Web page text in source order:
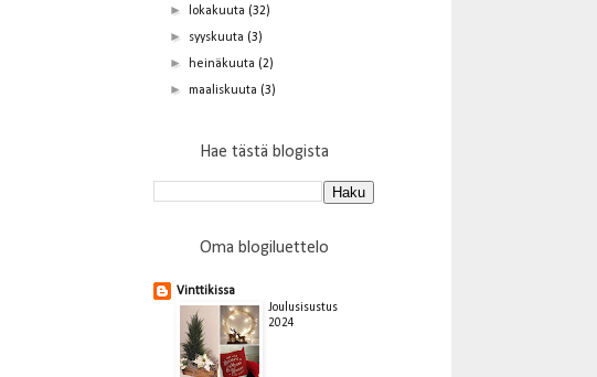
► lokakuuta (32)
► syyskuuta (3)
► heinäkuuta (2)
► maaliskuuta (3)
Hae tästä blogista
Oma blogiluettelo
Vinttikissa
Joulusisustus
2024